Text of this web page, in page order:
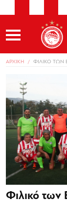
ΑΡΧΙΚΗ ΦΙΛΙΚΟ ΤΩΝ
Φιλικό των